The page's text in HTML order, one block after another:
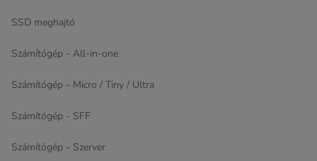
SSD meghajtó
Számítógép - All-in-one
Számítógép - Micro / Tiny / Ultra
Számítógép - SFF
Számítógép - Szerver